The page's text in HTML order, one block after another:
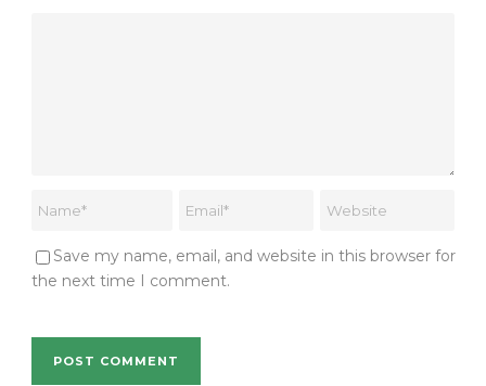
Save my name, email, and website in this browser for
the next time I comment.